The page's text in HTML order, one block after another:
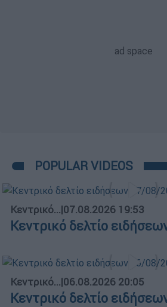
POPULAR VIDEOS
Κεντρικό...|07.08.2026 19:53
Κεντρικό δελτίο
Κεντρικό...|06.08.2026 20:05
Κεντρικό δελτίο